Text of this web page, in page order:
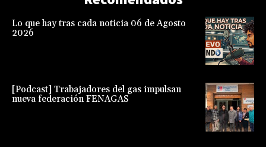
Lo que hay tras cada noticia 06 de Agosto
2026
[Podcast] Trabajadores del gas impulsan
nueva federación FENAGAS